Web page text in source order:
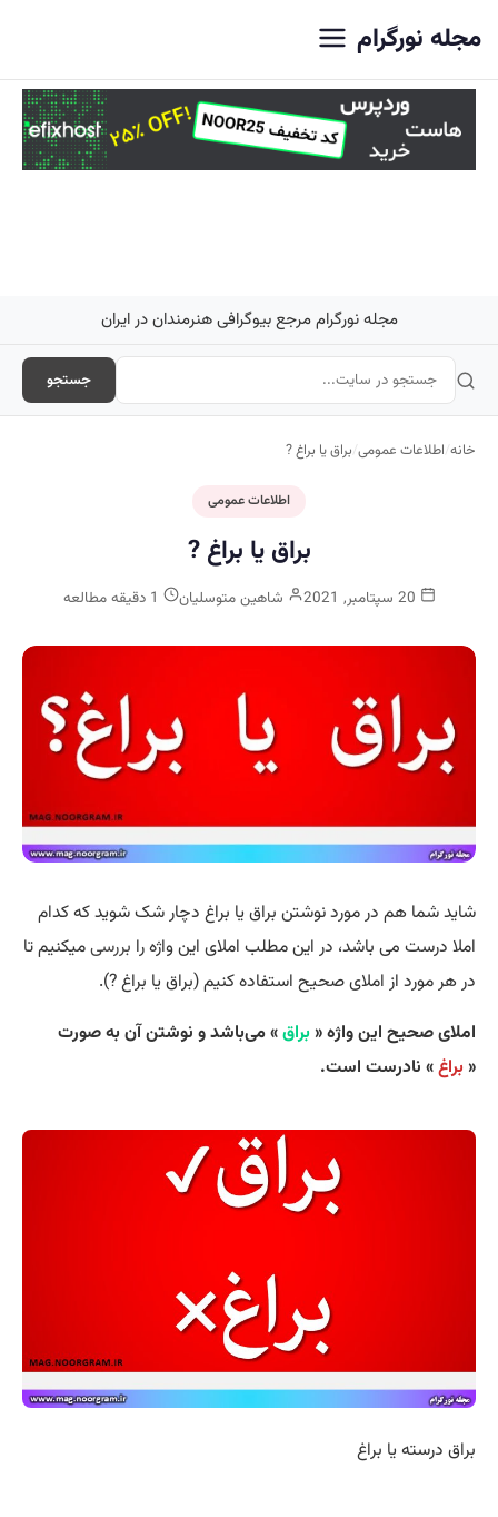
مجله نورگرام
مجله نورگرام مرجع بیوگرافی هنرمندان در ایران
جستجو
خانه/اطلاعات عمومی/براق یا براغ ?
اطلاعات عمومی
براق یا براغ ?
شاهین متوسلیان
شاید شما هم در مورد نوشتن براق یا براغ دچار شک شوید که کدام
املا درست می باشد، در این مطلب املای این واژه را بررسیمیکنیم تا
در هر مورد از املای صحیح استفاده کنیم (براق یا براغ ?).
املای صحیح این واژه «براق» می‌باشد و نوشتن آن به صورت
«براغ» نادرست است.
براق درسته یا براغ